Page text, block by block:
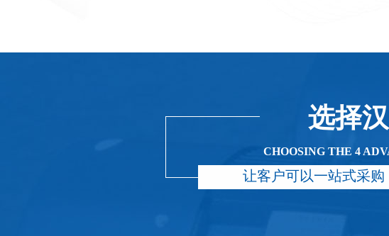
选择
CHOOSING THE 4
让客户可以一站式采